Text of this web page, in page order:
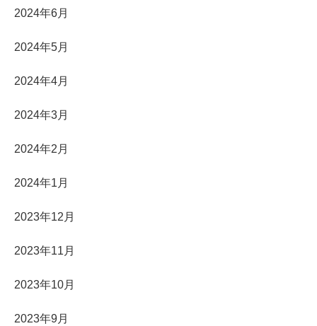
2024年6月
2024年5月
2024年4月
2024年3月
2024年2月
2024年1月
2023年12月
2023年11月
2023年10月
2023年9月